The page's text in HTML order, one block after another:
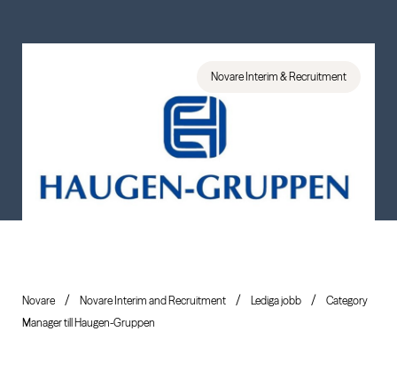
Novare Interim & Recruitment
Novare Novare Interim and Recruitment Lediga jobb
Category
Manager till Haugen-Gruppen